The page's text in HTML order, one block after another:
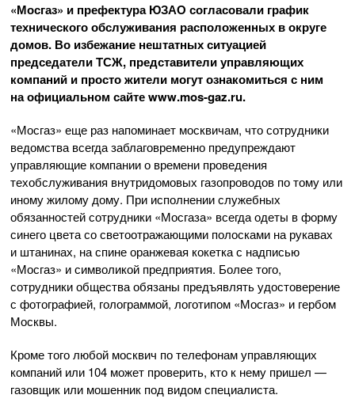
«Мосгаз» и префектура ЮЗАО согласовали график
технического обслуживания расположенных в округе
домов. Во избежание нештатных ситуацией
председатели ТСЖ, представители управляющих
компаний и просто жители могут ознакомиться с ним
на официальном сайте www.mos-gaz.ru.
«Мосгаз» еще раз напоминает москвичам, что сотрудники
ведомства всегда заблаговременно предупреждают
управляющие компании о времени проведения
техобслуживания внутридомовых газопроводов по тому или
иному жилому дому. При исполнении служебных
обязанностей сотрудники «Мосгаза» всегда одеты в форму
синего цвета со светоотражающими полосками на рукавах
и штанинах, на спине оранжевая кокетка с надписью
«Мосгаз» и символикой предприятия. Более того,
сотрудники общества обязаны предъявлять удостоверение
с фотографией, голограммой, логотипом «Мосгаз» и гербом
Москвы.
Кроме того любой москвич по телефонам управляющих
компаний или 104 может проверить, кто к нему пришел —
газовщик или мошенник под видом специалиста.